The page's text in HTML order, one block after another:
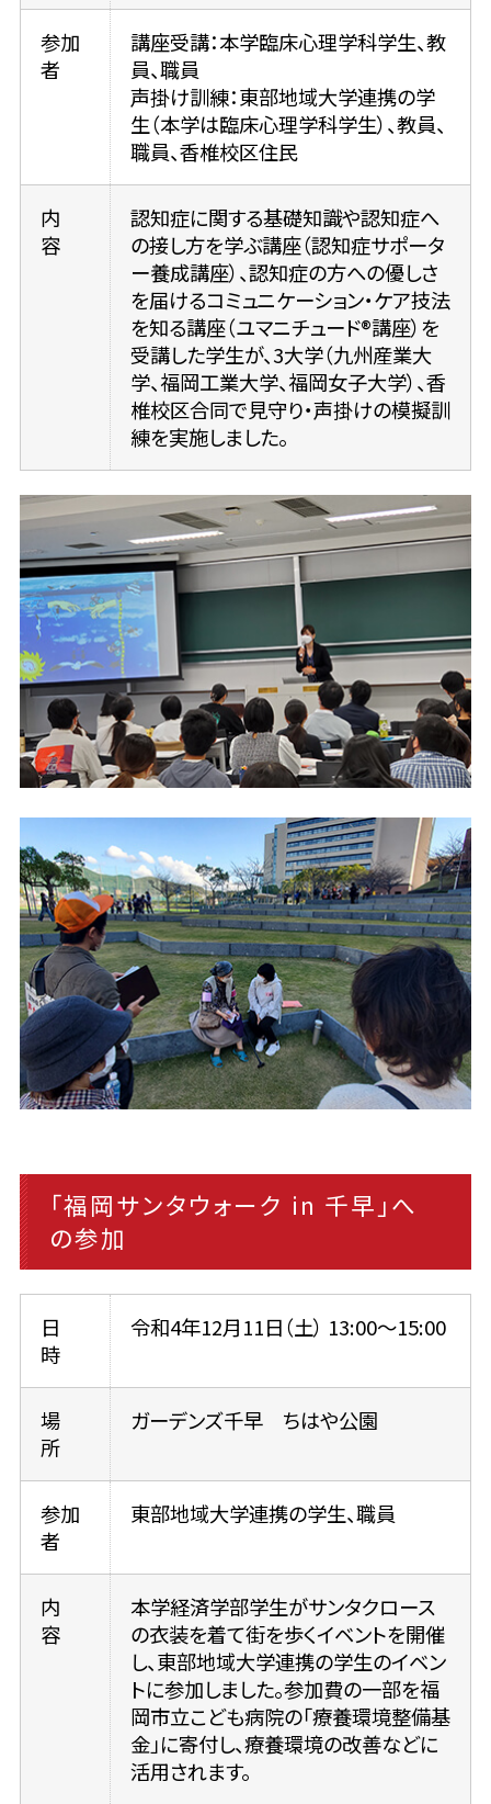
参加
者
講座受講：本学臨床心理学科学生、教
員、職員
声掛け訓練：東部地域大学連携の学
生（本学は臨床心理学科学生）、教員、
職員、香椎校区住民
内
容
認知症に関する基礎知識や認知症へ
の接し方を学ぶ講座（認知症サポータ
ー養成講座）、認知症の方への優しさ
を届けるコミュニケーション・ケア技法
を知る講座（ユマニチュード®講座）を
受講した学生が、3大学（九州産業大
学、福岡工業大学、福岡女子大学）、香
椎校区合同で見守り・声掛けの模擬訓
練を実施しました。
「福岡サンタウォーク in 千早」へ
の参加
日
時
令和4年12月11日（土） 13:00～15:00
場
所
ガーデンズ千早 ちはや公園
参加
者
東部地域大学連携の学生、職員
内
容
本学経済学部学生がサンタクロース
の衣装を着て街を歩くイベントを開催
し、東部地域大学連携の学生のイベン
トに参加しました。参加費の一部を福
岡市立こども病院の「療養環境整備基
金」に寄付し、療養環境の改善などに
活用されます。